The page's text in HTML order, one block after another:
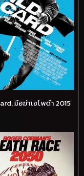
มือฆ่าเอโพดำ 2015